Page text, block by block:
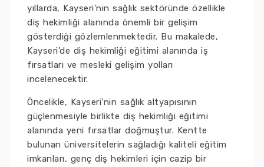
yıllarda, Kayseri'nin sağlık sektöründe özellikle
diş hekimliği alanında önemli bir gelişim
gösterdiği gözlemlenmektedir. Bu makalede,
Kayseri'de diş hekimliği eğitimi alanında iş
fırsatları ve mesleki gelişim yolları
incelenecektir.
Öncelikle, Kayseri'nin sağlık altyapısının
güçlenmesiyle birlikte diş hekimliği eğitimi
alanında yeni fırsatlar doğmuştur. Kentte
bulunan üniversitelerin sağladığı kaliteli eğitim
imkanları, genç diş hekimleri için cazip bir